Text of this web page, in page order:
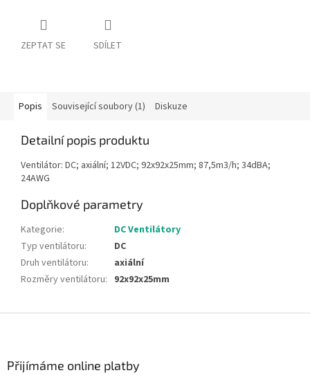
ZEPTAT SE SDÍLET
Popis Související soubory (1) Diskuze
Detailní popis produktu
Ventilátor: DC; axiální; 12VDC; 92x92x25mm; 87,5m3/h; 34dBA;
24AWG
Doplňkové parametry
Kategorie:
DC Ventilátory
Typ ventilátoru:
DC
Druh ventilátoru:
axiální
Rozměry ventilátoru: 92x92x25mm
Přijímáme online platby